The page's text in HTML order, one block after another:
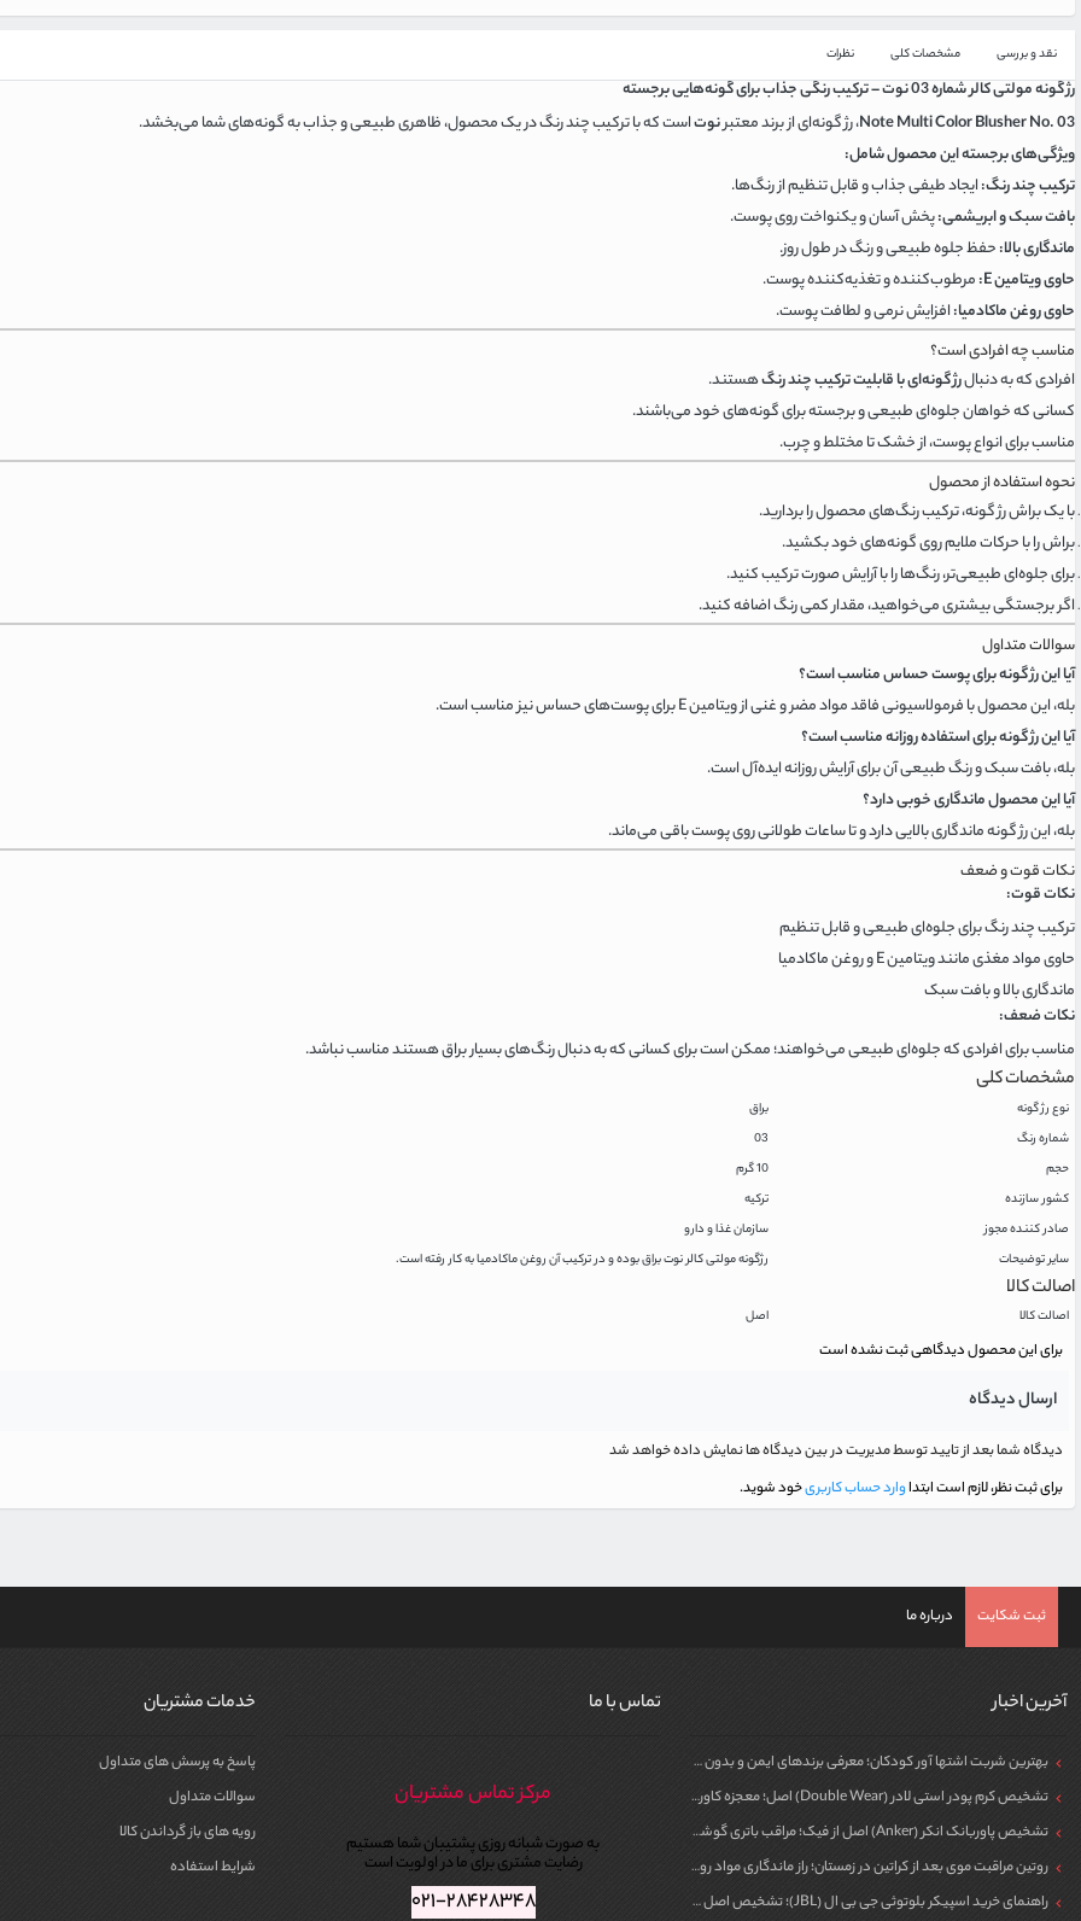
نقد و بررسی مشخصات کلی نظرات
رژ گونه مولتی کالر شماره 03 نوت – ترکیب رنگی جذاب برای گونه‌هایی برجسته
Note Multi Color Blusher No. 03، رژ گونه‌ای از برند معتبرنوتاست که با ترکیب چند رنگ در یک محصول، ظاهری طبیعی و جذاب به گونه‌های شما می‌بخشد.
ویژگی‌های برجسته این محصول شامل:
ترکیب چند رنگ:ایجاد طیفی جذاب و قابل تنظیم از رنگ‌ها.
بافت سبک و ابریشمی:پخش آسان و یکنواخت روی پوست.
ماندگاری بالا:حفظ جلوه طبیعی و رنگ در طول روز.
حاوی ویتامین E:
مرطوب‌کننده و تغذیه‌کننده پوست.
حاوی روغن ماکادمیا:افزایش نرمی و لطافت پوست.
مناسب چه افرادی است؟
افرادی که به دنبالرژ گونه‌ای با قابلیت ترکیب چند رنگهستند.
کسانی که خواهان جلوه‌ای طبیعی و برجسته برای گونه‌های خود می‌باشند.
مناسب برای انواع پوست، از خشک تا مختلط و چرب.
نحوه استفاده از محصول
با یک براش رژ گونه، ترکیب رنگ‌های محصول را بردارید.
براش را با حرکات ملایم روی گونه‌های خود بکشید.
برای جلوه‌ای طبیعی‌تر، رنگ‌ها را با آرایش صورت ترکیب کنید.
اگر برجستگی بیشتری می‌خواهید، مقدار کمی رنگ اضافه کنید.
سوالات متداول
آیا این رژ گونه برای پوست حساس مناسب است؟
بله، این محصول با فرمولاسیونی فاقد مواد مضر و غنی از ویتامین E برای پوست‌های حساس نیز مناسب است.
آیا این رژ گونه برای استفاده روزانه مناسب است؟
بله، بافت سبک و رنگ طبیعی آن برای آرایش روزانه ایده‌آل است.
آیا این محصول ماندگاری خوبی دارد؟
بله، این رژ گونه ماندگاری بالایی دارد و تا ساعات طولانی روی پوست باقی می‌ماند.
نکات قوت و ضعف
نکات قوت:
ترکیب چند رنگ برای جلوه‌ای طبیعی و قابل تنظیم
حاوی مواد مغذی مانند ویتامین E و روغن ماکادمیا
ماندگاری بالا و بافت سبک
نکات ضعف:
مناسب برای افرادی که جلوه‌ای طبیعی می‌خواهند؛ ممکن است برای کسانی که به دنبال رنگ‌های بسیار براق هستند مناسب نباشد.
مشخصات کلی
نوع رژ گونه
براق
شماره رنگ
03
حجم
10 گرم
کشور سازنده
ترکیه
صادر کننده مجوز
سازمان غذا و دارو
سایر توضیحات
رژگونه مولتی کالر نوت براق بوده و در ترکیب آن روغن ماکادمیا به کار رفته است.
اصالت کالا
اصالت کالا اصل
برای این محصول دیدگاهی ثبت نشده است
ارسال دیدگاه
دیدگاه شما بعد از تایید توسط مدیریت در بین دیدگاه ها نمایش داده خواهد شد
برای ثبت نظر، لازم است ابتداوارد حساب کاربریخود شوید.
ثبت شکایت درباره ما
آخرین اخبار
بهترین شربت اشتها آور کودکان؛ معرفی برندهای ایمن و بدون سیپروهپتادین
تشخیص کرم پودر استی لادر (Double Wear) اصل؛ معجزه کاور برای پوست
تشخیص پاوربانک انکر (Anker) اصل از فیک؛ مراقب باتری گوشی خود باشید!
روتین مراقبت موی بعد از کراتین در زمستان؛ راز ماندگاری مواد روی مو
راهنمای خرید اسپیکر بلوتوثی جی بی ال (JBL)؛ تشخیص اصل از فیک برای مهمونی
تماس با ما
مرکز تماس مشتریان
به صورت شبانه روزی پشتیبان شما هستیم
رضایت مشتری برای ما در اولویت است
۰۲۱-۲۸۴۲۸۳۴۸
خدمات مشتریان
پاسخ به پرسش های متداول
سوالات متداول
رویه های باز گرداندن کالا
شرایط استفاده